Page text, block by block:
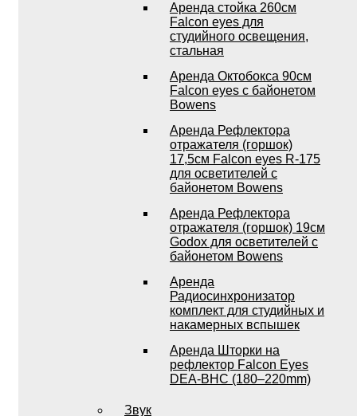
Аренда стойка 260см
Falcon eyes для
студийного освещения,
стальная
Аренда Октобокса 90см
Falcon eyes с байонетом
Bowens
Аренда Рефлектора
отражателя (горшок)
17,5см Falcon eyes R-175
для осветителей с
байонетом Bowens
Аренда Рефлектора
отражателя (горшок) 19см
Godox для осветителей с
байонетом Bowens
Аренда
Радиосинхронизатор
комплект для студийных и
накамерных вспышек
Аренда Шторки на
рефлектор Falcon Eyes
DEA-BHC (180–220mm)
Звук